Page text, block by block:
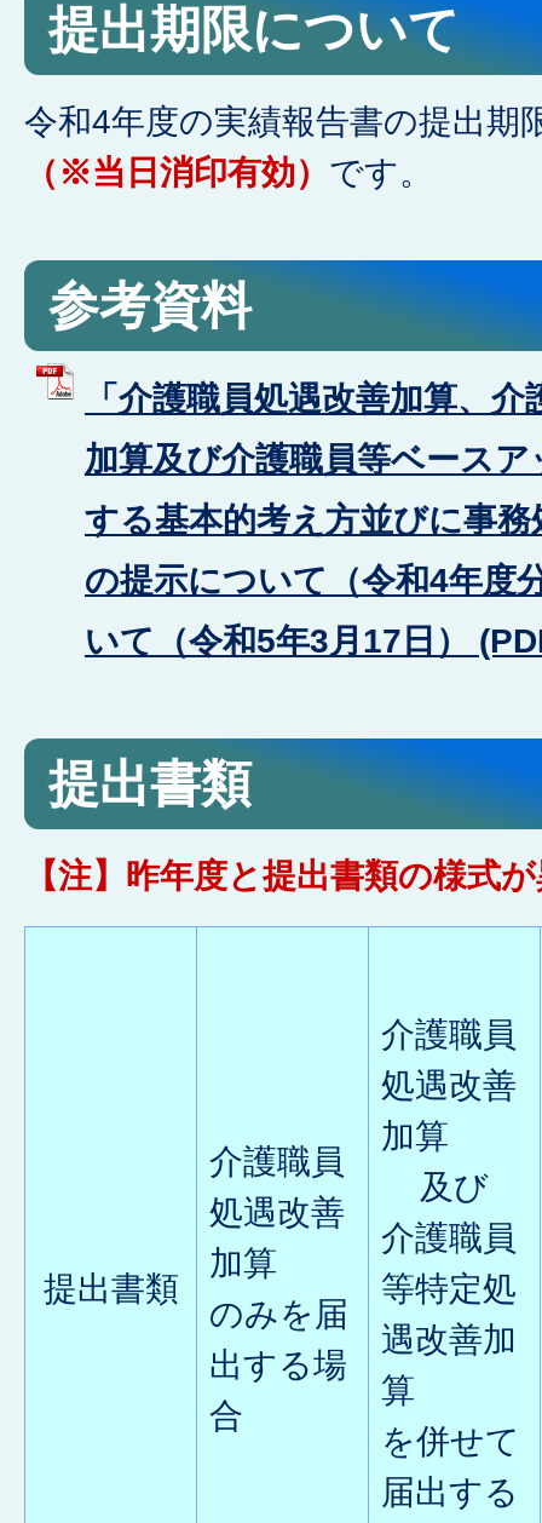
提出期限について
令和4年度の実績報告書の提出期
（※当日消印有効） です。
参考資料
「介護職員処遇改善加算、
加算及び介護職員等ベース
する基本的考え方並びに事
の提示について（令和4年度
いて（令和5年3月17日）
提出書類
【注】昨年度と提出書類の様式
提出書類
介護職員
処遇改善
加算
のみを届
出する場
合
介護職員
処遇改善
加算
及び
介護職員
等特定処
遇改善加
算
を併せて
届出する